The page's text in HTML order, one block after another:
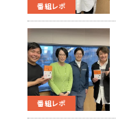
番組レポ
番組レポ